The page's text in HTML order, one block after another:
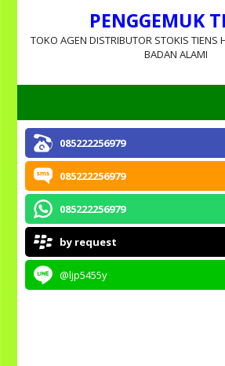
PENGGEMUK
TOKO AGEN DISTRIBUTOR STOKIS TIENS
BADAN ALAMI
085222256979
085222256979
085222256979
by request
@ljp5455y